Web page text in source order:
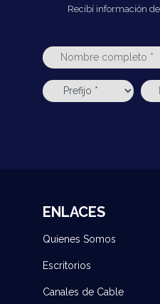
Recibí información
ENLACES
Quienes Somos
Escritorios
Canales de Cable